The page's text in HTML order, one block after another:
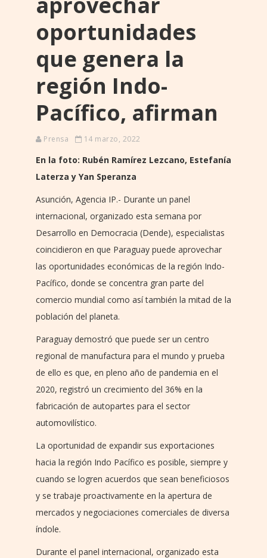
oportunidades
que genera la
región Indo-
Pacífico, afirman
Prensa 14 marzo, 2022
En la foto: Rubén Ramírez Lezcano, Estefanía
Laterza y Yan Speranza
Asunción, Agencia IP.- Durante un panel
internacional, organizado esta semana por
Desarrollo en Democracia (Dende), especialistas
coincidieron en que Paraguay puede aprovechar
las oportunidades económicas de la región Indo-
Pacífico, donde se concentra gran parte del
comercio mundial como así también la mitad de la
población del planeta.
Paraguay demostró que puede ser un centro
regional de manufactura para el mundo y prueba
de ello es que, en pleno año de pandemia en el
2020, registró un crecimiento del 36% en la
fabricación de autopartes para el sector
automovilístico.
La oportunidad de expandir sus exportaciones
hacia la región Indo Pacífico es posible, siempre y
cuando se logren acuerdos que sean beneficiosos
y se trabaje proactivamente en la apertura de
mercados y negociaciones comerciales de diversa
índole.
Durante el panel internacional, organizado esta